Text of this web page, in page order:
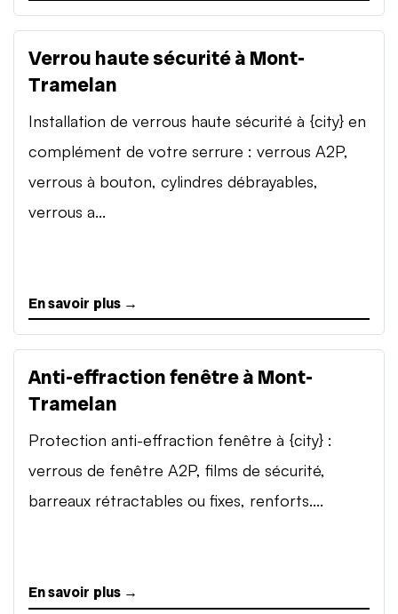
Verrou haute sécurité à Mont-
Tramelan
Installation de verrous haute sécurité à {city} en
complément de votre serrure : verrous A2P,
verrous à bouton, cylindres débrayables,
verrous a...
En savoir plus →
Anti-effraction fenêtre à Mont-
Tramelan
Protection anti-effraction fenêtre à {city} :
verrous de fenêtre A2P, films de sécurité,
barreaux rétractables ou fixes, renforts....
En savoir plus →